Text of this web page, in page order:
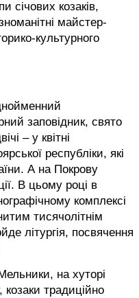
січових козаків,
майстер-
культурного
заповідник, свято
– у квітні
республіки, які
А на Покрову
В цьому році в
комплексі
тисячолітнім
літургія, посвячення
на хуторі
традиційно